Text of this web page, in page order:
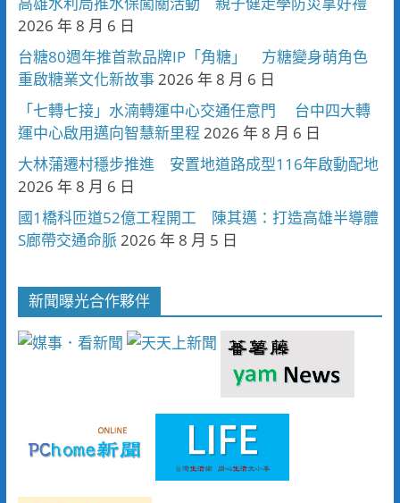
2026 年 8 月 6 日
台糖80週年推首款品牌IP「角糖」 方糖變身萌角色
重啟糖業文化新故事 2026 年 8 月 6 日
「七轉七接」水湳轉運中心交通任意門 台中四大轉
運中心啟用邁向智慧新里程 2026 年 8 月 6 日
大林蒲遷村穩步推進 安置地道路成型116年啟動配地
2026 年 8 月 6 日
國1橋科匝道52億工程開工 陳其邁：打造高雄半導體
S廊帶交通命脈 2026 年 8 月 5 日
新聞曝光合作夥伴